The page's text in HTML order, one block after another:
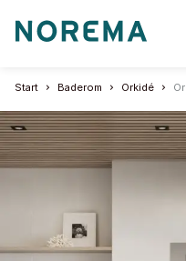
Go
page
Start Baderom Orkidé